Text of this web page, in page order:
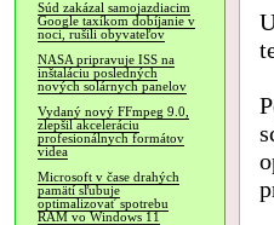
Súd zakázal samojazdiacim
Google taxíkom dobíjanie v
noci, rušili obyvateľov
NASA pripravuje ISS na
inštaláciu posledných
nových solárnych panelov
Vydaný nový FFmpeg 9.0,
zlepšil akceleráciu
profesionálnych formátov
videa
Microsoft v čase drahých
pamätí sľubuje
optimalizovať spotrebu
RAM vo Windows 11